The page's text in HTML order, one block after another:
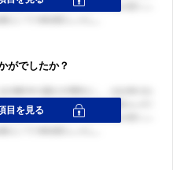
がでしたか？